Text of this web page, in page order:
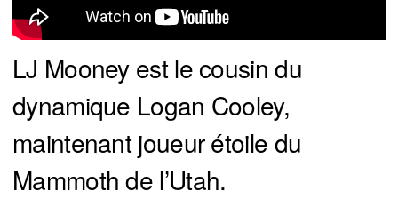
LJ Mooney est le cousin du
dynamique Logan Cooley,
maintenant joueur étoile du
Mammoth de l’Utah.